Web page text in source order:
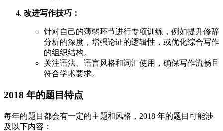
改进写作技巧：
针对自己的薄弱环节进行专项训练，例如提升修辞
分析的深度，增强论证的逻辑性，或优化综合写作
的组织结构。
关注语法、语言风格和词汇使用，确保写作流畅且
符合学术要求。
2018 年的题目特点
每年的题目都会有一定的主题和风格，2018 年的题目可能涉
及以下内容：